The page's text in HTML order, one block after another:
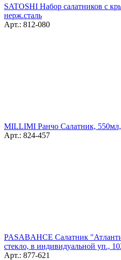
SATOSHI Набор салатников с
нерж.сталь
Арт.: 812-080
MILLIMI Ранчо Салатник,
Арт.: 824-457
PASABAHCE Салатник
стекло, в индивидуальной уп.,
Арт.: 877-621